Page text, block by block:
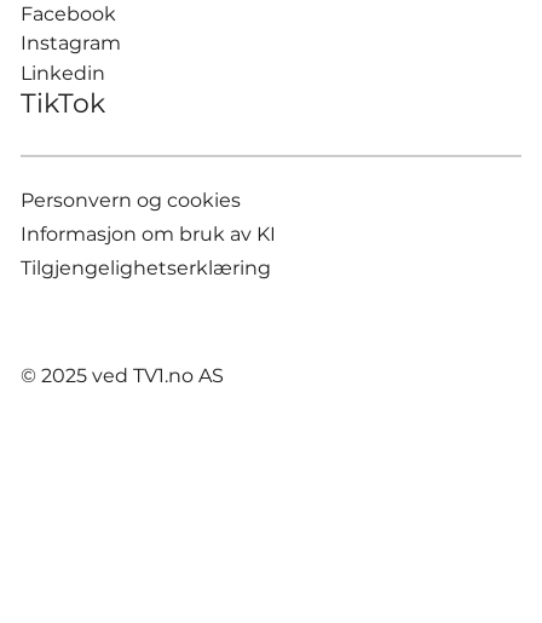
Facebook
Instagram
Linkedin
TikTok
Personvern og cookies
Informasjon om bruk av KI
Tilgjengelighetserklæring
© 2025 ved TV1.no AS